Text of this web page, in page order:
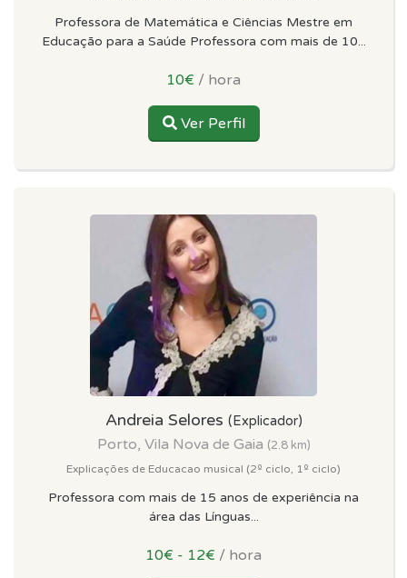
Professora de Matemática e Ciências Mestre em
Educação para a Saúde Professora com mais de 10...
10€ / hora
Ver Perfil
Andreia Selores (Explicador)
Porto, Vila Nova de Gaia (2.8 km)
Explicações de Educacao musical (2º ciclo, 1º ciclo)
Professora com mais de 15 anos de experiência na
área das Línguas...
10€ - 12€ / hora